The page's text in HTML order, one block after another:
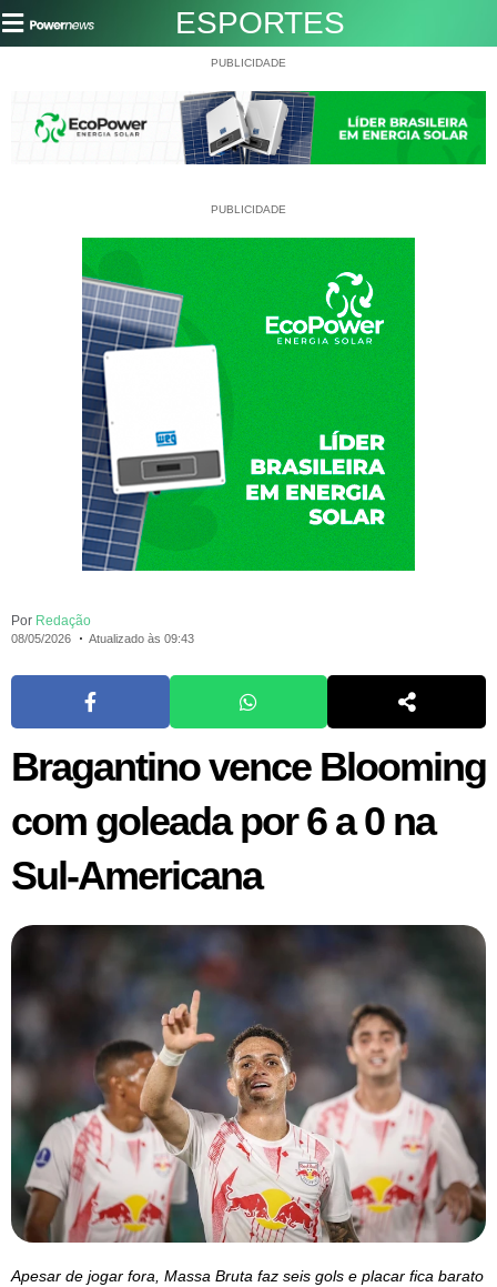
ESPORTES
PUBLICIDADE
PUBLICIDADE
Por Redação
08/05/2026 Atualizado às 09:43
Bragantino vence Blooming
com goleada por 6 a 0 na
Sul-Americana
Apesar de jogar fora, Massa Bruta faz seis gols e placar fica barato